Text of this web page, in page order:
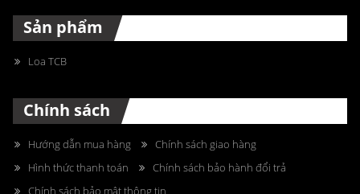
Sản phẩm
Loa TCB
Chính sách
Hướng dẫn mua hàng
Chính sách giao hàng
Hình thức thanh toán
Chính sách bảo hành đổi trả
Chính sách bảo mật thông tin